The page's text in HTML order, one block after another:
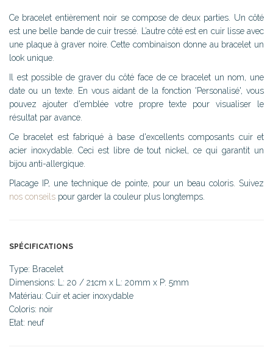
Ce bracelet entièrement noir se compose de deux parties. Un côté
est une belle bande de cuir tressé. L’autre côté est en cuir lisse avec
une plaque à graver noire. Cette combinaison donne au bracelet un
look unique.
Il est possible de graver du côté face de ce bracelet un nom, une
date ou un texte. En vous aidant de la fonction 'Personalisé', vous
pouvez ajouter d'emblée votre propre texte pour visualiser le
résultat par avance.
Ce bracelet est fabriqué à base d'excellents composants cuir et
acier inoxydable. Ceci est libre de tout nickel, ce qui garantit un
bijou anti-allergique.
Placage IP, une technique de pointe, pour un beau coloris. Suivez
nos conseils pour garder la couleur plus longtemps.
SPÉCIFICATIONS
Type: Bracelet
Dimensions: L: 20 / 21cm x L: 20mm x P: 5mm
Matériau: Cuir et acier inoxydable
Coloris: noir
Etat: neuf